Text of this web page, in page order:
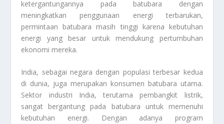
ketergantungannya pada batubara dengan
meningkatkan penggunaan energi terbarukan,
permintaan batubara masih tinggi karena kebutuhan
energi yang besar untuk mendukung pertumbuhan
ekonomi mereka.
India, sebagai negara dengan populasi terbesar kedua
di dunia, juga merupakan konsumen batubara utama.
Sektor industri India, terutama pembangkit listrik,
sangat bergantung pada batubara untuk memenuhi
kebutuhan energi. Dengan adanya program